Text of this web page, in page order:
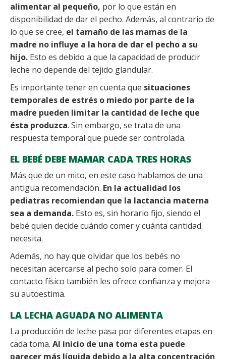
alimentar al pequeño, por lo que están en
disponibilidad de dar el pecho. Además, al contrario de
lo que se cree, el tamaño de las mamas de la
madre no influye a la hora de dar el pecho a su
hijo. Esto es debido a que la capacidad de producir
leche no depende del tejido glandular.
Es importante tener en cuenta que situaciones
temporales de estrés o miedo por parte de la
madre pueden limitar la cantidad de leche que
ésta produzca. Sin embargo, se trata de una
respuesta temporal que puede ser controlada.
EL BEBÉ DEBE MAMAR CADA TRES HORAS
Más que de un mito, en este caso hablamos de una
antigua recomendación. En la actualidad los
pediatras recomiendan que la lactancia materna
sea a demanda. Esto es, sin horario fijo, siendo el
bebé quien decide cuándo comer y cuánta cantidad
necesita.
Además, no hay que olvidar que los bebés no
necesitan acercarse al pecho solo para comer. El
contacto físico también les ofrece confianza y mejora
su autoestima.
LA LECHA AGUADA NO ALIMENTA
La producción de leche pasa por diferentes etapas en
cada toma. Al inicio de una toma esta puede
parecer más líquida debido a la alta concentración